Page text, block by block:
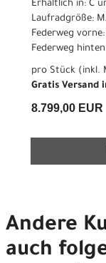
Erhältlich in: C
Laufradgröße:
Federweg
Federweg
pro Stück (inkl.
Gratis Versand
8.799,00 EUR
Andere
auch